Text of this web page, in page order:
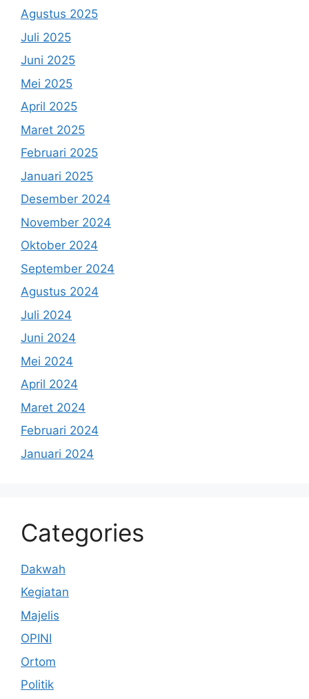
Agustus 2025
Juli 2025
Juni 2025
Mei 2025
April 2025
Maret 2025
Februari 2025
Januari 2025
Desember 2024
November 2024
Oktober 2024
September 2024
Agustus 2024
Juli 2024
Juni 2024
Mei 2024
April 2024
Maret 2024
Februari 2024
Januari 2024
Categories
Dakwah
Kegiatan
Majelis
OPINI
Ortom
Politik